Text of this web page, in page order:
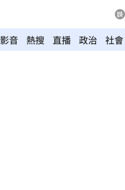
影音 熱搜 直播 政治 社會